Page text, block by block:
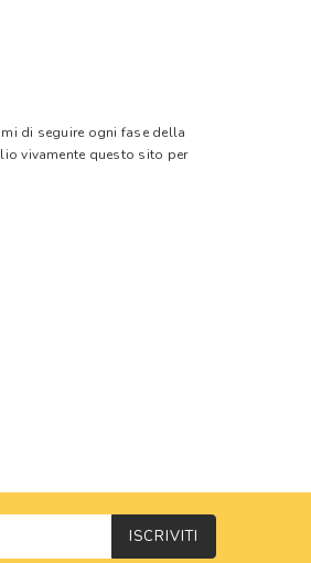
di seguire ogni fase della
vivamente questo sito per
ISCRIVITI